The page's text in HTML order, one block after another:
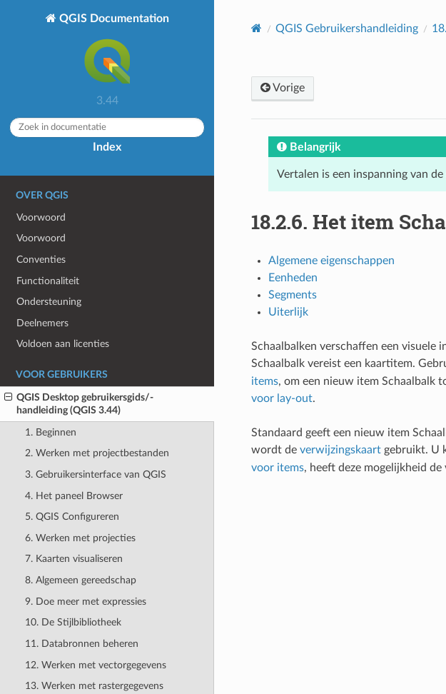
QGIS Documentation
3.44
Index
OVER QGIS
Voorwoord
Voorwoord
Conventies
Functionaliteit
Ondersteuning
Deelnemers
Voldoen aan licenties
VOOR GEBRUIKERS
QGIS Desktop gebruikersgids/-
handleiding (QGIS 3.44)
1. Beginnen
2. Werken met projectbestanden
3. Gebruikersinterface van QGIS
4. Het paneel Browser
5. QGIS Configureren
6. Werken met projecties
7. Kaarten visualiseren
8. Algemeen gereedschap
9. Doe meer met expressies
10. De Stijlbibliotheek
11. Databronnen beheren
12. Werken met vectorgegevens
13. Werken met rastergegevens
QGIS Gebruikershandleiding 18.
Vorige
Belangrijk
Vertalen is een inspanning van de
18.2.6. Het item
Algemene eigenschappen
Eenheden
Segments
Uiterlijk
Schaalbalken verschaffen een visuele
Schaalbalk vereist een kaartitem.
items, om een nieuw item Schaalbalk
voor lay-out.
Standaard geeft een nieuw item
wordt de verwijzingskaartgebruikt. U
voor items, heeft deze mogelijkheid